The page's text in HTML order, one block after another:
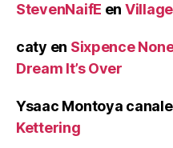
StevenNaifE en
caty en Sixpence
Dream It’s Over
Ysaac Montoya
Kettering